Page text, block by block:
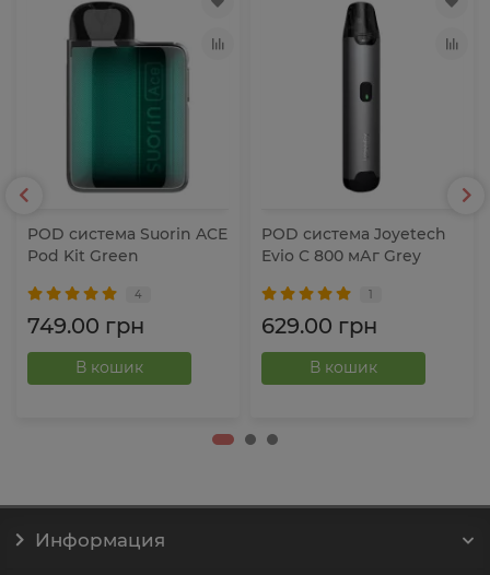
POD система Suorin ACE
Pod Kit Green
4
749.00 грн
В кошик
POD система Joyetech
Evio C 800 мАг Grey
1
629.00 грн
В кошик
Информация